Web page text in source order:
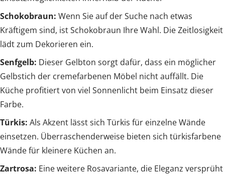
Schokobraun: Wenn Sie auf der Suche nach etwas
Kräftigem sind, ist Schokobraun Ihre Wahl. Die Zeitlosigkeit
lädt zum Dekorieren ein.
Senfgelb: Dieser Gelbton sorgt dafür, dass ein möglicher
Gelbstich der cremefarbenen Möbel nicht auffällt. Die
Küche profitiert von viel Sonnenlicht beim Einsatz dieser
Farbe.
Türkis: Als Akzent lässt sich Türkis für einzelne Wände
einsetzen. Überraschenderweise bieten sich türkisfarbene
Wände für kleinere Küchen an.
Zartrosa: Eine weitere Rosavariante, die Eleganz versprüht